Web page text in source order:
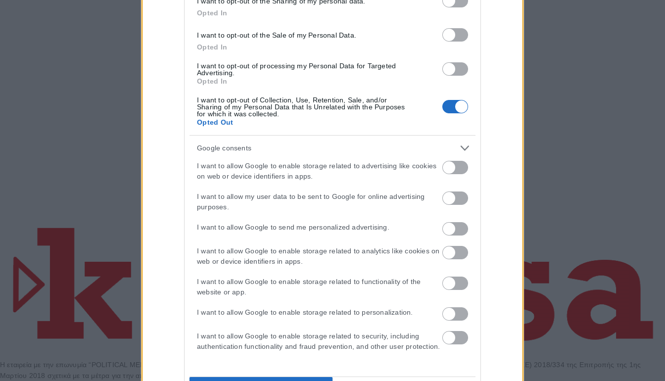
Opted In
I want to opt-out of the Sale of my Personal Data.
Opted In
I want to opt-out of processing my Personal Data for Targeted
Advertising.
Opted In
I want to opt-out of Collection, Use, Retention, Sale, and/or
Sharing of my Personal Data that Is Unrelated with the Purposes
for which it was collected.
Opted Out
Google consents
I want to allow Google to enable storage related to advertising like cookies
on web or device identifiers in apps.
I want to allow my user data to be sent to Google for online advertising
purposes.
I want to allow Google to send me personalized advertising.
I want to allow Google to enable storage related to analytics like cookies on
web or device identifiers in apps.
I want to allow Google to enable storage related to functionality of the
website or app.
I want to allow Google to enable storage related to personalization.
I want to allow Google to enable storage related to security, including
authentication functionality and fraud prevention, and other user protection.
Η εταιρεία με την επωνυμία “POLITICAL MEDIA GROUP A.E.” και κατ’ επέκταση η ιστοσελίδα που κατέχει αυτή “www.karfitsa.gr” συμμορφώνονται με τη Σύσταση (ΕΕ) 2018/334 της Επιτροπής της 1ης
Μαρτίου 2018 σχετικά με τα μέτρα για την αποτελεσματική αντιμετώπιση του παράνομου περιεχομένου στο διαδίκτυο (L 63).